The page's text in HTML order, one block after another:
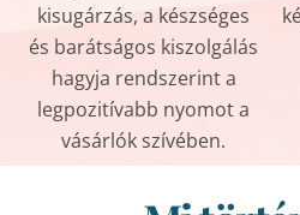
kisugárzás, a készséges
és barátságos kiszolgálás
hagyja rendszerint a
legpozitívabb nyomot a
vásárlók szívében.